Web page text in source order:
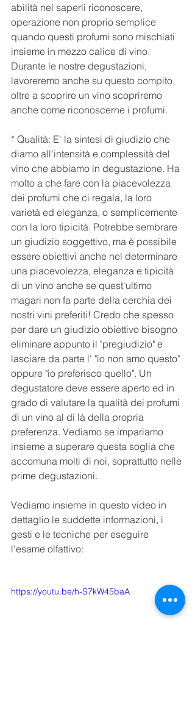
abilità nel saperli riconoscere,
operazione non proprio semplice
quando questi profumi sono mischiati
insieme in mezzo calice di vino.
Durante le nostre degustazioni,
lavoreremo anche su questo compito,
oltre a scoprire un vino scopriremo
anche come riconoscerne i profumi.
* Qualità: E' la sintesi di giudizio che
diamo all'intensità e complessità del
vino che abbiamo in degustazione. Ha
molto a che fare con la piacevolezza
dei profumi che ci regala, la loro
varietà ed eleganza, o semplicemente
con la loro tipicità. Potrebbe sembrare
un giudizio soggettivo, ma è possibile
essere obiettivi anche nel determinare
una piacevolezza, eleganza e tipicità
di un vino anche se quest'ultimo
magari non fa parte della cerchia dei
nostri vini preferiti! Credo che spesso
per dare un giudizio obiettivo bisogno
eliminare appunto il "pregiudizio" e
lasciare da parte l' "io non amo questo"
oppure "io preferisco quello". Un
degustatore deve essere aperto ed in
grado di valutare la qualità dei profumi
di un vino al di là della propria
preferenza. Vediamo se impariamo
insieme a superare questa soglia che
accomuna molti di noi, soprattutto nelle
prime degustazioni.
Vediamo insieme in questo video in
dettaglio le suddette informazioni, i
gesti e le tecniche per eseguire
l'esame olfattivo:
https://youtu.be/h-S7kW45baA